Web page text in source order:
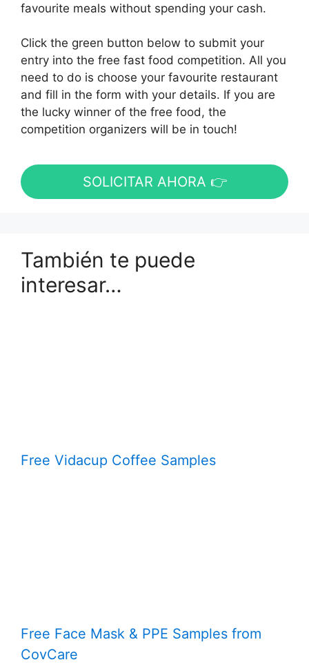
favourite meals without spending your cash.
Click the green button below to submit your
entry into the free fast food competition. All you
need to do is choose your favourite restaurant
and fill in the form with your details. If you are
the lucky winner of the free food, the
competition organizers will be in touch!
SOLICITAR AHORA 👉
También te puede
interesar…
Free Vidacup Coffee Samples
Free Face Mask & PPE Samples from
CovCare